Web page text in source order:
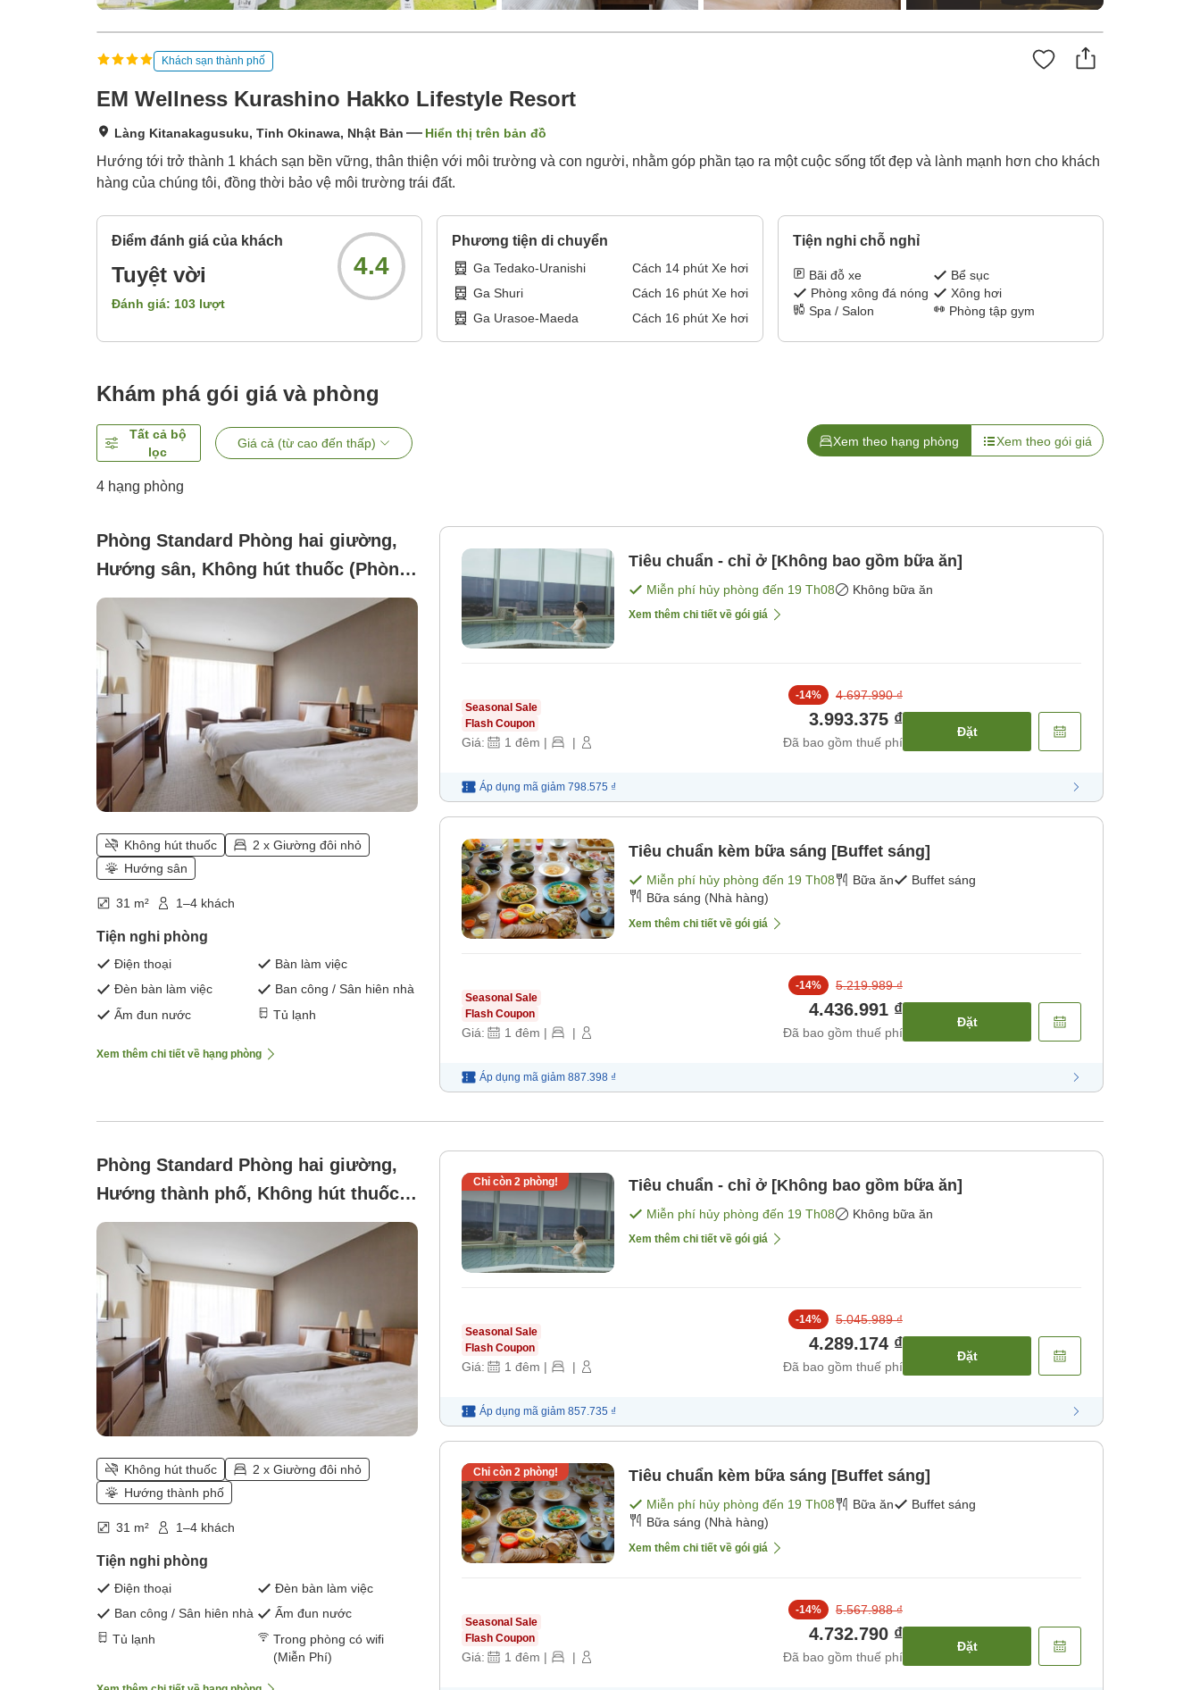
Khách sạn thành phố
EM Wellness Kurashino Hakko Lifestyle Resort
Làng Kitanakagusuku, Tỉnh Okinawa, Nhật Bản Hiển thị trên bản đồ
Hướng tới trở thành 1 khách sạn bền vững, thân thiện với môi trường và con người, nhằm góp phần tạo ra một cuộc sống tốt đẹp và lành mạnh hơn cho khách
hàng của chúng tôi, đồng thời bảo vệ môi trường trái đất.
Điểm đánh giá của khách
Tuyệt vời
Đánh giá: 103 lượt
4.4
Phương tiện di chuyển
Ga Tedako-Uranishi Cách 14phút Xe hơi
Ga Shuri
Cách 16 phút Xe hơi
Ga Urasoe-Maeda
Cách 16 phút Xe hơi
Tiện nghi chỗ nghỉ
Bãi đỗ xe
Bể sục
Phòng xông đá nóng
Xông hơi
Spa / Salon
Phòng tập gym
Khám phá gói giá và phòng
Tất cả bộ
lọc
Giá cả (từ cao đến thấp) Xem theo hạng phòng Xem theo gói giá
4 hạng phòng
Phòng Standard Phòng hai giường,
Hướng sân, Không hút thuốc (Phòng
tiêu chuẩn ＜Phía sân trong・Hướng
nhìn sân trong＞)
Không hút thuốc
2 x Giường đôi nhỏ
Hướng sân
31 m² 1–4 khách
Tiện nghi phòng
Điện thoại
Bàn làm việc
Đèn bàn làm việc
Ban công / Sân hiên nhà
Ấm đun nước
Tủ lạnh
Xem thêm chi tiết về hạng phòng
Tiêu chuẩn - chỉ ở [Không bao gồm bữa ăn]
Miễn phí hủy phòng đến 19 Th08 Không bữa ăn
Xem thêm chi tiết về gói giá
Seasonal Sale
Flash Coupon
Giá: 1 đêm | |
-14% 4.697.990 ₫
3.993.375 ₫
Đã bao gồm thuế phí
Đặt
Áp dụng mã giảm 798.575 ₫
Tiêu chuẩn kèm bữa sáng [Buffet sáng]
Miễn phí hủy phòng đến 19 Th08 Bữa ăn
Buffet sáng
Bữa sáng (Nhà hàng)
Xem thêm chi tiết về gói giá
Seasonal Sale
Flash Coupon
Giá: 1 đêm | |
-14% 5.219.989 ₫
4.436.991 ₫
Đã bao gồm thuế phí
Đặt
Áp dụng mã giảm 887.398 ₫
Phòng Standard Phòng hai giường,
Hướng thành phố, Không hút thuốc
(Phòng tiêu chuẩn <Nhìn ra thành
phố>)
Không hút thuốc
2 x Giường đôi nhỏ
Hướng thành phố
31 m² 1–4 khách
Tiện nghi phòng
Điện thoại
Đèn bàn làm việc
Ban công / Sân hiên nhà
Ấm đun nước
Tủ lạnh
Trong phòng có wifi
(Miễn Phí)
Chỉ còn 2phòng! Tiêu chuẩn - chỉ ở [Không bao gồm bữa ăn]
Miễn phí hủy phòng đến 19 Th08 Không bữa ăn
Xem thêm chi tiết về gói giá
Seasonal Sale
Flash Coupon
Giá: 1 đêm | |
-14% 5.045.989 ₫
4.289.174 ₫
Đã bao gồm thuế phí
Đặt
Áp dụng mã giảm 857.735 ₫
Chỉ còn 2phòng! Tiêu chuẩn kèm bữa sáng [Buffet sáng]
Miễn phí hủy phòng đến 19 Th08 Bữa ăn
Buffet sáng
Bữa sáng (Nhà hàng)
Xem thêm chi tiết về gói giá
Seasonal Sale
Flash Coupon
Giá: 1 đêm | |
-14% 5.567.988 ₫
4.732.790 ₫
Đã bao gồm thuế phí
Đặt